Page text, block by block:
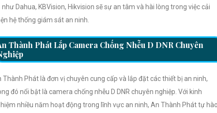
như Dahua, KBVision, Hikvision sẽ sự an tâm và hài lòng trong việc cải
hệ thống giám sát an ninh.
Thành Phát Lắp Camera Chống Nhễu D DNR Chuyên
Thành Phát là đơn vị chuyên cung cấp và lắp đặt các thiết bị an ninh,
đó nổi bật là camera chống nhễu D DNR chuyên nghiệp. Với kinh
nhiều năm hoạt động trong lĩnh vực an ninh, An Thành Phát tự